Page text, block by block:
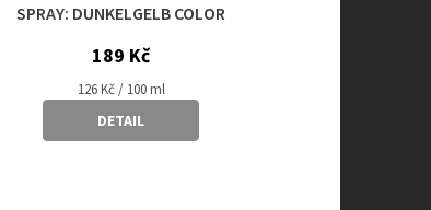
SPRAY: DUNKELGELB COLOR
189 Kč
Měrná
126 Kč / 100 ml
DETAIL